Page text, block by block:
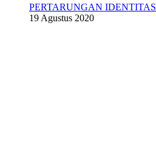
PERTARUNGAN IDENTITAS
19 Agustus 2020